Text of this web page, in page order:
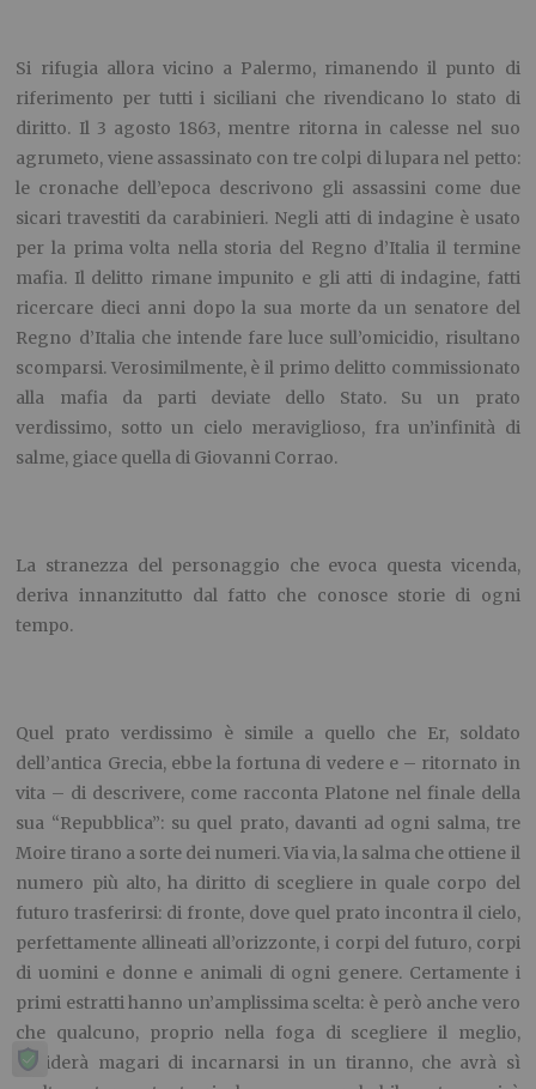
Si rifugia allora vicino a Palermo, rimanendo il punto di
riferimento per tutti i siciliani che rivendicano lo stato di
diritto. Il 3 agosto 1863, mentre ritorna in calesse nel suo
agrumeto, viene assassinato con tre colpi di lupara nel petto:
le cronache dell’epoca descrivono gli assassini come due
sicari travestiti da carabinieri. Negli atti di indagine è usato
per la prima volta nella storia del Regno d’Italia il termine
mafia. Il delitto rimane impunito e gli atti di indagine, fatti
ricercare dieci anni dopo la sua morte da un senatore del
Regno d’Italia che intende fare luce sull’omicidio, risultano
scomparsi. Verosimilmente, è il primo delitto commissionato
alla mafia da parti deviate dello Stato. Su un prato
verdissimo, sotto un cielo meraviglioso, fra un’infinità di
salme, giace quella di Giovanni Corrao.
La stranezza del personaggio che evoca questa vicenda,
deriva innanzitutto dal fatto che conosce storie di ogni
tempo.
Quel prato verdissimo è simile a quello che Er, soldato
dell’antica Grecia, ebbe la fortuna di vedere e – ritornato in
vita – di descrivere, come racconta Platone nel finale della
sua “Repubblica”: su quel prato, davanti ad ogni salma, tre
Moire tirano a sorte dei numeri. Via via, la salma che ottiene il
numero più alto, ha diritto di scegliere in quale corpo del
futuro trasferirsi: di fronte, dove quel prato incontra il cielo,
perfettamente allineati all’orizzonte, i corpi del futuro, corpi
di uomini e donne e animali di ogni genere. Certamente i
primi estratti hanno un’amplissima scelta: è però anche vero
che qualcuno, proprio nella foga di scegliere il meglio,
deciderà magari di incarnarsi in un tiranno, che avrà sì